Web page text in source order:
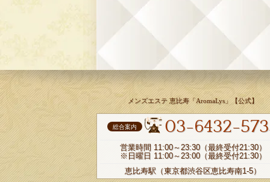
メンズエステ 恵比寿「AromaLys」【公式】
総合案内 03-6432-
営業時間 11:00～23:30（最終受付21:30）
※日曜日 11:00～23:00（最終受付21:30）
恵比寿駅（東京都渋谷区恵比寿南1-5）